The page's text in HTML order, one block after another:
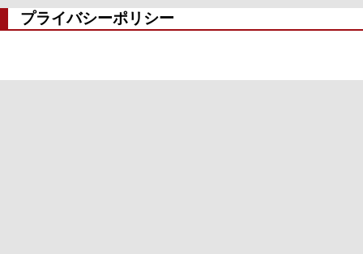
プライバシーポリシー